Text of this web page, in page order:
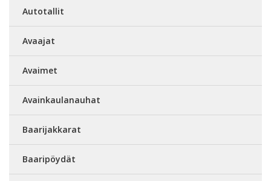
Autotallit
Avaajat
Avaimet
Avainkaulanauhat
Baarijakkarat
Baaripöydät